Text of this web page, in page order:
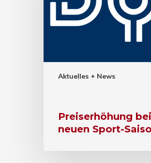
Aktuelles + News
Preiserhöhung
neuen Sport-